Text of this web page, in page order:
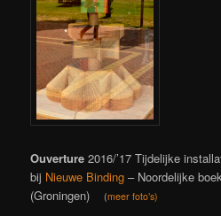
Ouverture 2016/’17 Tijdelijke
bij Nieuwe Binding – Noordelijke
(Groningen)(meer foto’s)